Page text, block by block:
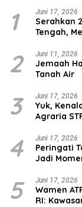
1 Juni 17, 2026
Serahkan
Tengah,
Umat
2 Juni 11, 2026
Jemaah
Tanah Air
3 Juni 17, 2026
Yuk,
Agraria
4 Juni 17, 2026
Peringati
Jadi
5 Juni 17, 2026
Wamen
RI: